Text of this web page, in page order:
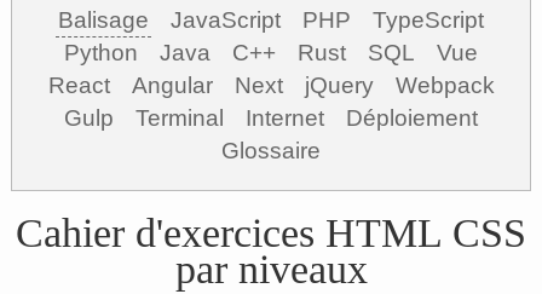
Balisage JavaScript PHP
TypeScript
Python
Java C++ Rust SQL
Vue
React
Angular Next jQuery
Webpack
Gulp
Terminal Internet
Déploiement
Glossaire
Cahier d'exercices HTML CSS
par niveaux